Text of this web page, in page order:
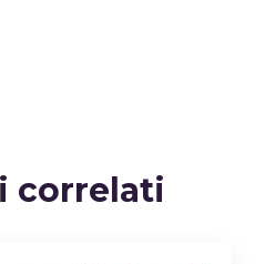
correlati